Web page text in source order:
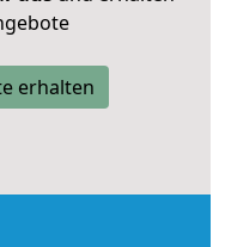
erhalten